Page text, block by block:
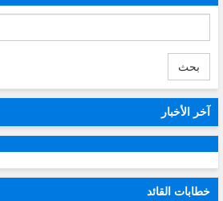
بحث
آخر الأخبار
خطابات القائد